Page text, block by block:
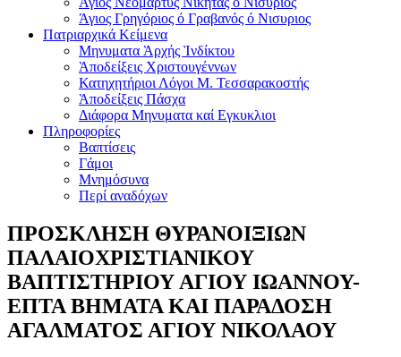
Άγιος Γρηγόριος ό Γραβανός ό Νισυριος
Πατριαρχικά Κείμενα
Μηνυματα Ὰρχής Ὶνδίκτου
Ὰποδείξεις Χριστουγέννων
Κατηχητήριοι Λόγοι Μ. Τεσσαρακοστής
Ὰποδείξεις Πάσχα
Διάφορα Μηνυματα καί Εγκυκλιοι
Πληροφορίες
Βαπτίσεις
Γάμοι
Μνημόσυνα
Περί αναδόχων
ΠΡΟΣΚΛΗΣΗ ΘΥΡΑΝΟΙΞΙΩΝ
ΠΑΛΑΙΟΧΡΙΣΤΙΑΝΙΚΟΥ
ΒΑΠΤΙΣΤΗΡΙΟΥ ΑΓΙΟΥ ΙΩΑΝΝΟΥ-
ΕΠΤΑ ΒΗΜΑΤΑ ΚΑΙ ΠΑΡΑΔΟΣΗ
ΑΓΑΛΜΑΤΟΣ ΑΓΙΟΥ ΝΙΚΟΛΑΟΥ